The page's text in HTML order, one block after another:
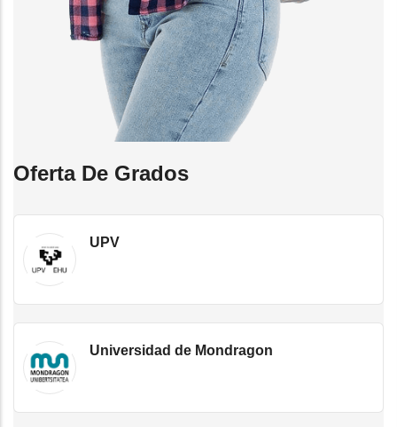
Oferta De Grados
UPV
Universidad de Mondragon